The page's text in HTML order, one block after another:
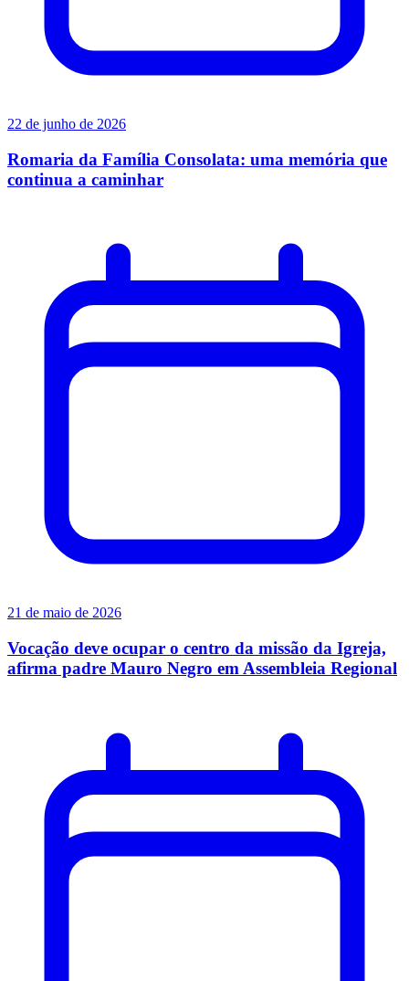
22 de junho de 2026
Romaria da Família Consolata: uma memória que
continua a caminhar
21 de maio de 2026
Vocação deve ocupar o centro da missão da Igreja,
afirma padre Mauro Negro em Assembleia Regional